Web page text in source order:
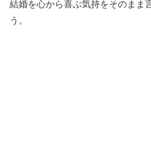
結婚を心から喜ぶ気持をそのまま
う。